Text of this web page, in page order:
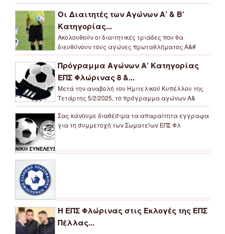
Οι Διαιτητές των Αγώνων Α’ & Β’
Κατηγορίας...
Ακολουθούν οι διαιτητικές τριάδες που θα
διευθύνουν τους αγώνες πρωταθλήματος Α&#
Πρόγραμμα Αγώνων Α’ Κατηγορίας
ΕΠΣ Φλώρινας 8 &...
Μετά την αναβολή του Ημιτελικού Κυπέλλου της
Τετάρτης 5/2/2025, το πρόγραμμα αγώνων Α&
Σας κάνουμε διαθέσιμα τα απαραίτητα εγγραφα
για τη συμμετοχή των Σωματείων ΕΠΣ Φλ
Η ΕΠΣ Φλώρινας στις Εκλογές της ΕΠΣ
Πέλλας...